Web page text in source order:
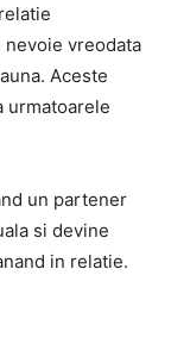
nevoie vreodata
Aceste
urmatoarele
un partener
si devine
in relatie.